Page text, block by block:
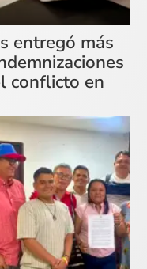
entregó más
conflicto en